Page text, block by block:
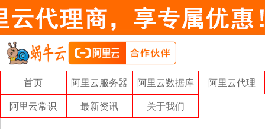
首页 阿里云服务器 阿里云数据库 阿里云代理
阿里云常识 最新资讯 关于我们